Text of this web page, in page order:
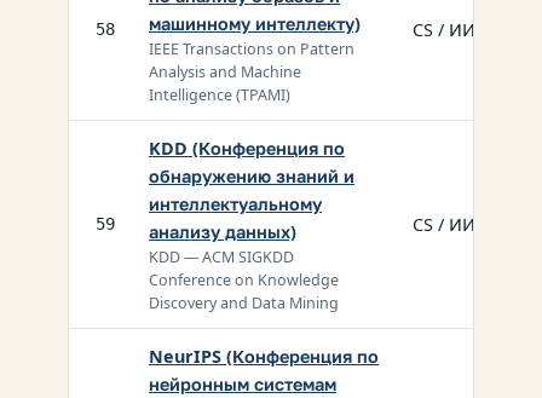
58
машинному интеллекту)
IEEE Transactions on Pattern
Analysis and Machine
Intelligence (TPAMI)
CS / ИИ
59
KDD (Конференция по
обнаружению знаний и
интеллектуальному
анализу данных)
KDD — ACM SIGKDD
Conference on Knowledge
Discovery and Data Mining
CS / ИИ
NeurIPS (Конференция по
нейронным системам